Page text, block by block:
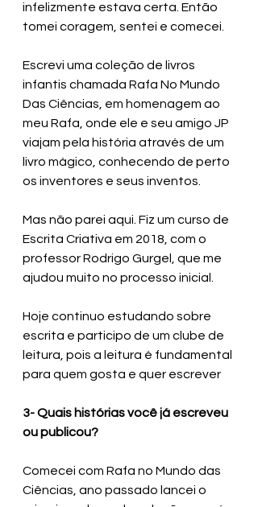
infelizmente estava certa. Então
tomei coragem, sentei e comecei.
Escrevi uma coleção de livros
infantis chamada Rafa No Mundo
Das Ciências, em homenagem ao
meu Rafa, onde ele e seu amigo JP
viajam pela história através de um
livro mágico, conhecendo de perto
os inventores e seus inventos.
Mas não parei aqui. Fiz um curso de
Escrita Criativa em 2018, com o
professor Rodrigo Gurgel, que me
ajudou muito no processo inicial.
Hoje continuo estudando sobre
escrita e participo de um clube de
leitura, pois a leitura é fundamental
para quem gosta e quer escrever
3- Quais histórias você já escreveu
ou publicou?
Comecei com Rafa no Mundo das
Ciências, ano passado lancei o